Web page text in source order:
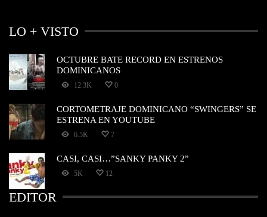
LO + VISTO
OCTUBRE BATE RECORD EN ESTRENOS
DOMINICANOS
12.3K 0
CORTOMETRAJE DOMINICANO “SWINGERS” SE
ESTRENA EN YOUTUBE
6.5K 7
CASI, CASI…”SANKY PANKY 2”
5K 12
EDITOR